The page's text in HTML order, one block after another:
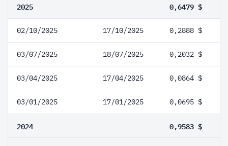
2025 0,6479 $
02/10/2025 17/10/2025 0,2888 $
03/07/2025 18/07/2025 0,2032 $
03/04/2025 17/04/2025 0,0864 $
03/01/2025 17/01/2025 0,0695 $
2024 0,9583 $